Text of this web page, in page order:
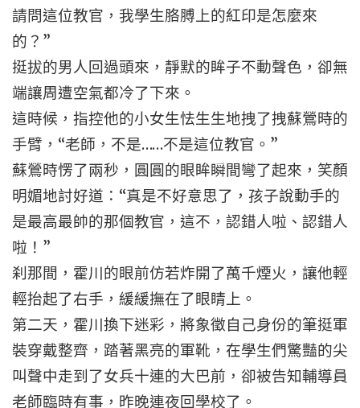
請問這位教官，我學生胳膊上的紅印是怎麼來
的？”
挺拔的男人回過頭來，靜默的眸子不動聲色，卻無
端讓周遭空氣都冷了下來。
這時候，指控他的小女生怯生生地拽了拽蘇鶯時的
手臂，“老師，不是……不是這位教官。”
蘇鶯時愣了兩秒，圓圓的眼眸瞬間彎了起來，笑顏
明媚地討好道：“真是不好意思了，孩子說動手的
是最高最帥的那個教官，這不，認錯人啦、認錯人
啦！”
刹那間，霍川的眼前仿若炸開了萬千煙火，讓他輕
輕抬起了右手，緩緩撫在了眼睛上。
第二天，霍川換下迷彩，將象徵自己身份的筆挺軍
裝穿戴整齊，踏著黑亮的軍靴，在學生們驚豔的尖
叫聲中走到了女兵十連的大巴前，卻被告知輔導員
老師臨時有事，昨晚連夜回學校了。